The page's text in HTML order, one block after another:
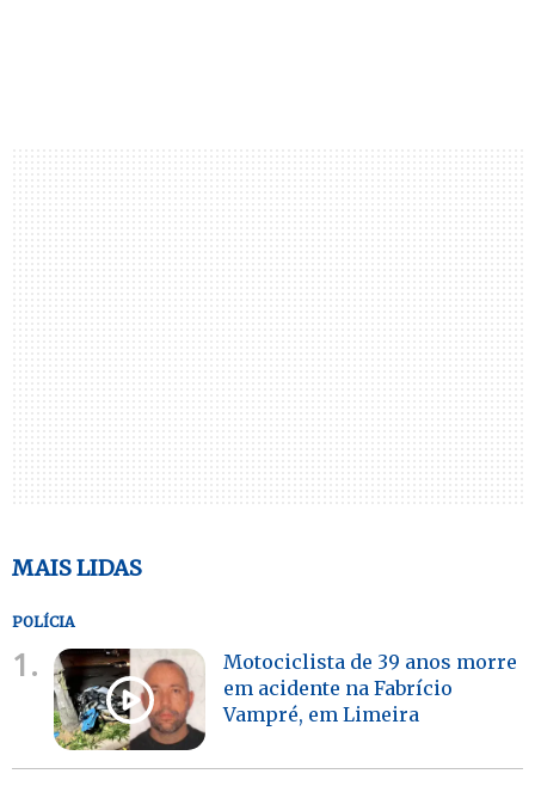
MAIS LIDAS
POLÍCIA
1.
Motociclista de 39 anos morre
em acidente na Fabrício
Vampré, em Limeira